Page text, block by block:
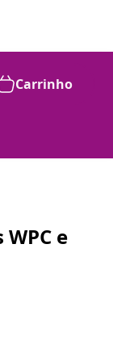
Carrinho
e